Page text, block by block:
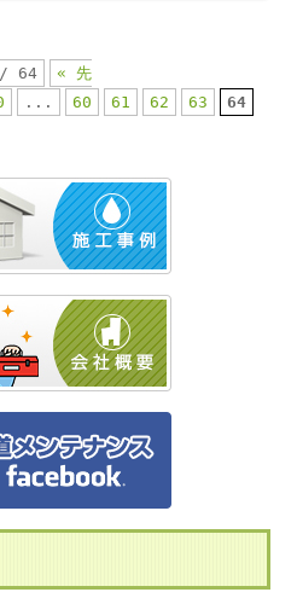
64
« 先
... 60 61 62 63 64